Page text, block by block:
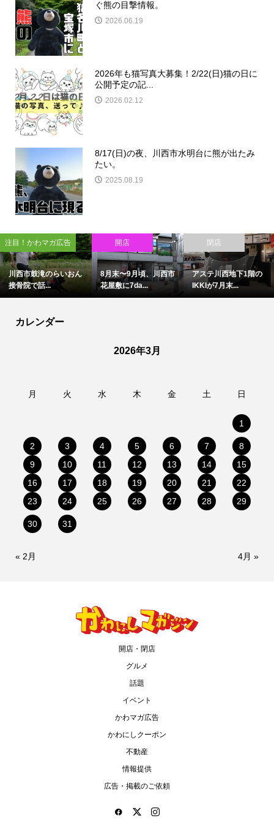
ぐ熊の目撃情報。
2026.06.19
2026年も猫写真大募集！2/22(日)猫の日に
公開予定の記...
2026.02.12
8/17(日)の夜、川西市水明台に熊が出たみ
たい。
2025.08.19
かわマガ広告
市鼓滝のらいおん
院で話...
8月末〜9月頃、川西市
花屋敷に7da...
アステ川西地下1階の
IKKIが7月末...
西
カレンダー
2026年3月
月 火 水 木 金 土 日
1
2 3 4 5 6 7
8
9
10 11 12 13 14
15
16
17 18 19 20 21
22
23
24 25 26 27 28 29
30 31
« 2月 4月 »
開店・閉店
グルメ
話題
イベント
かわマガ広告
かわにしクーポン
不動産
情報提供
広告・掲載のご依頼